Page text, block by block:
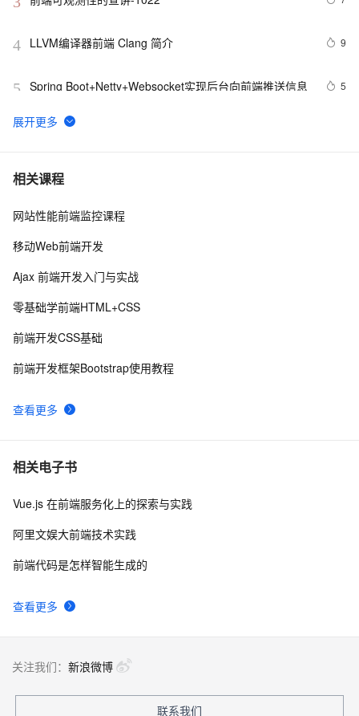
4 LLVM编译器前端 Clang 简介 9
5 Spring Boot+Netty+Websocket实现后台向前端推送信息 5
6 2022 前端包管理方案-pnpm 和 corepack
7 《智能前端技术与实践》——第 2 章 前端开发基础 ——
8 而桌面app向来是web前端开发开发人员下意识的避开方
10前后端分离，如何在前端项目中动态插入后端API基地
相关课程
查看更多
网站性能前端监控课程
移动Web前端开发
Ajax 前端开发入门与实战
零基础学前端HTML+CSS
前端开发CSS基础
前端开发框架Bootstrap使用教程
相关电子书
查看更多
Vue.js 在前端服务化上的探索与实践
阿里文娱大前端技术实践
前端代码是怎样智能生成的
关注我们： 新浪微博
联系我们